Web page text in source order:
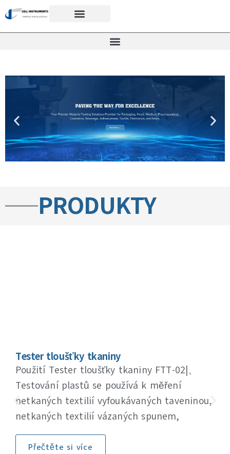
PRODUKTY
Tester tloušťky tkaniny
Použití Tester tloušťky tkaniny FTT-02|、
Testování plastů se používá k měření
netkaných textilií vyfoukávaných taveninou,
netkaných textilií vázaných spunem,
Přečtěte si více